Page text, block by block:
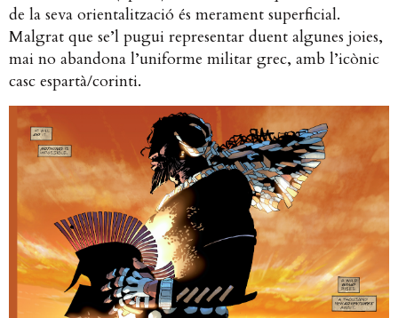
de la seva orientalització és merament superficial.
Malgrat que se’l pugui representar duent algunes joies,
mai no abandona l’uniforme militar grec, amb l’icònic
casc espartà/corinti.